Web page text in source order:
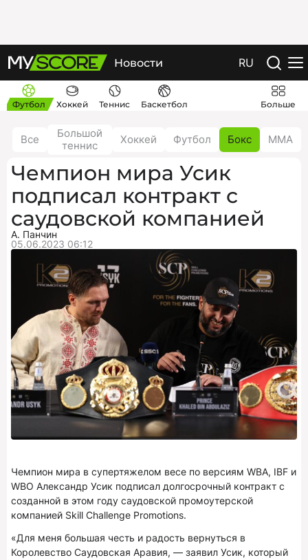
Новости RU
Футбол Хоккей Теннис Баскетбол Больше
Все
Большой
теннис
Хоккей Футбол Бокс ММА
Чемпион мира Усик
подписал контракт с
саудовской компанией
А. Панчин
05.06.2023 06:12
Чемпион мира в супертяжелом весе по версиям WBA, IBF и
WBO Александр Усик подписал долгосрочный контракт с
созданной в этом году саудовской промоутерской
компанией Skill Challenge Promotions.
«Для меня большая честь и радость вернуться в
Королевство Саудовская Аравия, — заявил Усик, который